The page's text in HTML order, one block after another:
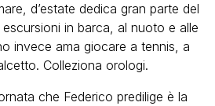
d’estate dedica gran parte del
in barca, al nuoto e alle
invece ama giocare a tennis, a
Colleziona orologi.
che Federico predilige è la